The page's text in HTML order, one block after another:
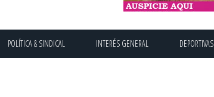
POLÍTICA & SINDICAL INTERÉS GENERAL DEPORTIVAS